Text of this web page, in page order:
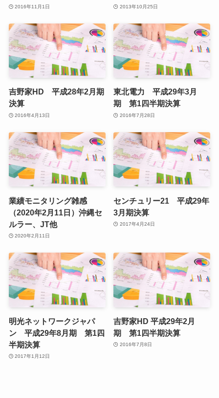
2016年11月1日 2013年10月25日
吉野家HD 平成28年2月期
決算
2016年4月13日
東北電力 平成29年3月
期 第1四半期決算
2016年7月28日
業績モニタリング雑感
（2020年2月11日）沖縄セ
ルラー、JT他
2020年2月11日
センチュリー21 平成29年
3月期決算
2017年4月24日
明光ネットワークジャパ
ン 平成29年8月期 第1四
半期決算
2017年1月12日
吉野家HD 平成29年2月
期 第1四半期決算
2016年7月8日